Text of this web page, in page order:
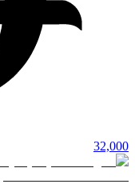
32,000